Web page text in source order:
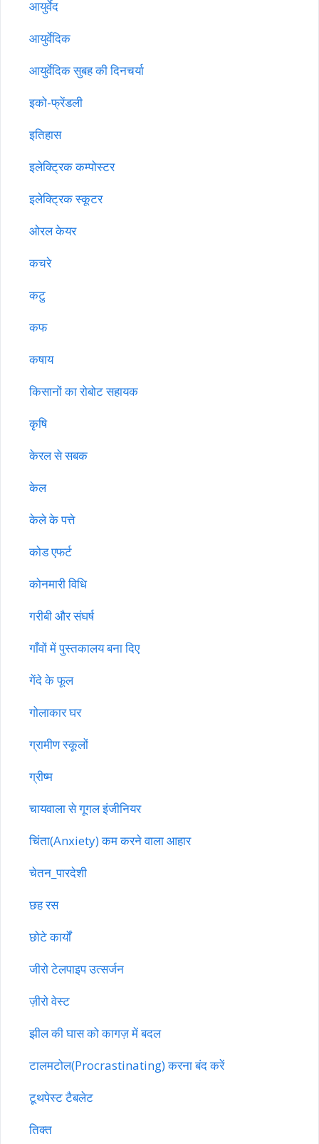
आयुर्वेद
आयुर्वेदिक
आयुर्वेदिक सुबह की दिनचर्या
इको-फ्रेंडली
इतिहास
इलेक्ट्रिक कम्पोस्टर
इलेक्ट्रिक स्कूटर
ओरल केयर
कचरे
कटु
कफ
कषाय
किसानों का रोबोट सहायक
कृषि
केरल से सबक
केल
केले के पत्ते
कोड एफर्ट
कोनमारी विधि
गरीबी और संघर्ष
गाँवों में पुस्तकालय बना दिए
गेंदे के फूल
गोलाकार घर
ग्रामीण स्कूलों
ग्रीष्म
चायवाला से गूगल इंजीनियर
चिंता(Anxiety) कम करने वाला आहार
चेतन_पारदेशी
छह रस
छोटे कार्यों
जीरो टेलपाइप उत्सर्जन
ज़ीरो वेस्ट
झील की घास को कागज़ में बदल
टालमटोल(Procrastinating) करना बंद करें
टूथपेस्ट टैबलेट
तिक्त